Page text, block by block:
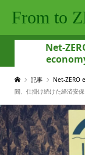
From to
Net-
記事 Net-ZERO
間、仕掛け続けた経済安保